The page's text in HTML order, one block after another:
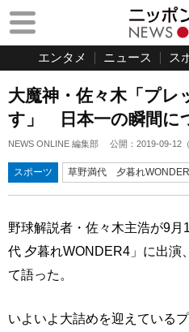
エンタメ ニュース ス
大魔神・佐々木「プ
す」 日本一の瞬間に
NEWS ONLINE 編集部 公開： 2019-09-12 （
スポーツ 草野満代 夕暮れ
野球解説者・佐々木主浩が9
代 夕暮れWONDER4」に出演
て語った。
いよいよ大詰めを迎えている